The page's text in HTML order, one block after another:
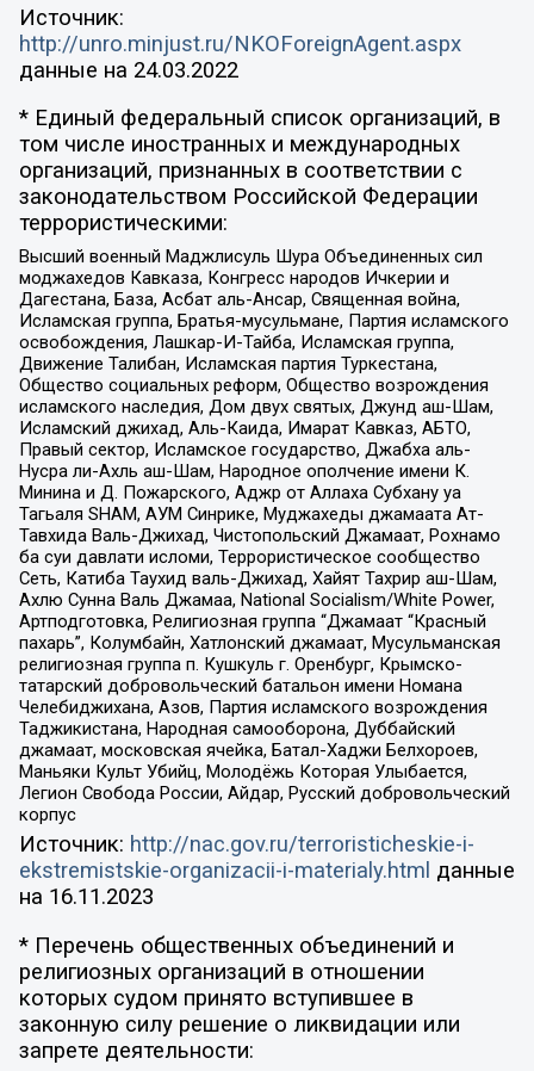
Источник:
http://unro.minjust.ru/NKOForeignAgent.aspx
данные на 24.03.2022
* Единый федеральный список организаций, в
том числе иностранных и международных
организаций, признанных в соответствии с
законодательством Российской Федерации
террористическими:
Высший военный Маджлисуль Шура Объединенных сил
моджахедов Кавказа, Конгресс народов Ичкерии и
Дагестана, База, Асбат аль-Ансар, Священная война,
Исламская группа, Братья-мусульмане, Партия исламского
освобождения, Лашкар-И-Тайба, Исламская группа,
Движение Талибан, Исламская партия Туркестана,
Общество социальных реформ, Общество возрождения
исламского наследия, Дом двух святых, Джунд аш-Шам,
Исламский джихад, Аль-Каида, Имарат Кавказ, АБТО,
Правый сектор, Исламское государство, Джабха аль-
Нусра ли-Ахль аш-Шам, Народное ополчение имени К.
Минина и Д. Пожарского, Аджр от Аллаха Субхану уа
Тагьаля SHAM, АУМ Синрике, Муджахеды джамаата Ат-
Тавхида Валь-Джихад, Чистопольский Джамаат, Рохнамо
ба суи давлати исломи, Террористическое сообщество
Сеть, Катиба Таухид валь-Джихад, Хайят Тахрир аш-Шам,
Ахлю Сунна Валь Джамаа, National Socialism/White Power,
Артподготовка, Религиозная группа “Джамаат “Красный
пахарь”, Колумбайн, Хатлонский джамаат, Мусульманская
религиозная группа п. Кушкуль г. Оренбург, Крымско-
татарский добровольческий батальон имени Номана
Челебиджихана, Азов, Партия исламского возрождения
Таджикистана, Народная самооборона, Дуббайский
джамаат, московская ячейка, Батал-Хаджи Белхороев,
Маньяки Культ Убийц, Молодёжь Которая Улыбается,
Легион Свобода России, Айдар, Русский добровольческий
корпус
Источник: http://nac.gov.ru/terroristicheskie-i-
ekstremistskie-organizacii-i-materialy.html данные
на 16.11.2023
* Перечень общественных объединений и
религиозных организаций в отношении
которых судом принято вступившее в
законную силу решение о ликвидации или
запрете деятельности: